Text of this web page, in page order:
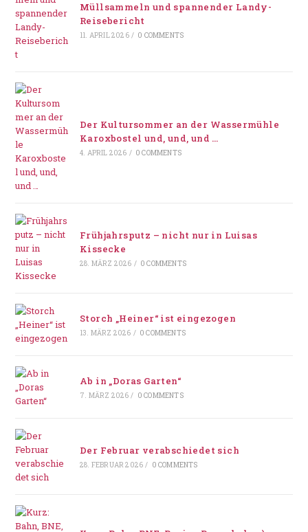
Müllsammeln und spannender Landy-
Reisebericht
11. APRIL 2026 / 0 COMMENTS
Der Kultursommer an der Wassermühle
Karoxbostel und, und, und …
4. APRIL 2026 / 0 COMMENTS
Frühjahrsputz – nicht nur in Luisas
Kissecke
28. MÄRZ 2026 / 0 COMMENTS
Storch „Heiner“ ist eingezogen
13. MÄRZ 2026 / 0 COMMENTS
Ab in „Doras Garten“
7. MÄRZ 2026 / 0 COMMENTS
Der Februar verabschiedet sich
28. FEBRUAR 2026 / 0 COMMENTS